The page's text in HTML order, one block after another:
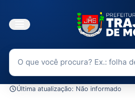
Buscar no Portal da Transparência
Última atualização: Não informado